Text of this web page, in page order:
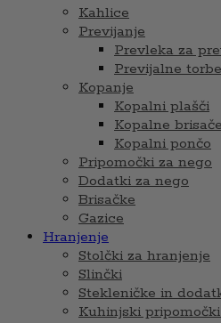
Kahlice
Previjanje
Prevleka za
Previjalne torbe
Kopanje
Kopalni plašči
Kopalne
Kopalni pončo
Pripomočki za nego
Dodatki za nego
Brisačke
Gazice
Hranjenje
Stolčki za hranjenje
Slinčki
Stekleničke in
Kuhinjski